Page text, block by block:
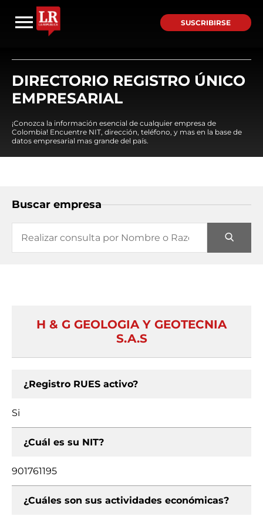
SUSCRIBIRSE
DIRECTORIO REGISTRO ÚNICO
EMPRESARIAL
¡Conozca la información esencial de cualquier empresa de
Colombia! Encuentre NIT, dirección, teléfono, y mas en la base de
datos empresarial mas grande del país.
Buscar empresa
H & G GEOLOGIA Y GEOTECNIA
S.A.S
¿Registro RUES activo?
Si
¿Cuál es su NIT?
901761195
¿Cuáles son sus actividades económicas?